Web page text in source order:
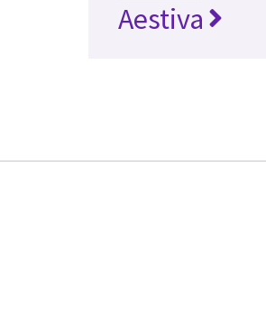
Aestiva